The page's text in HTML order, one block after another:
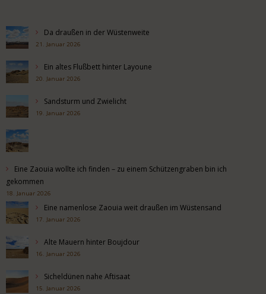
Da draußen in der Wüstenweite
21. Januar 2026
Ein altes Flußbett hinter Layoune
20. Januar 2026
Sandsturm und Zwielicht
19. Januar 2026
Eine Zaouia wollte ich finden – zu einem Schützengraben bin ich
gekommen
18. Januar 2026
Eine namenlose Zaouia weit draußen im Wüstensand
17. Januar 2026
Alte Mauern hinter Boujdour
16. Januar 2026
Sicheldünen nahe Aftisaat
15. Januar 2026